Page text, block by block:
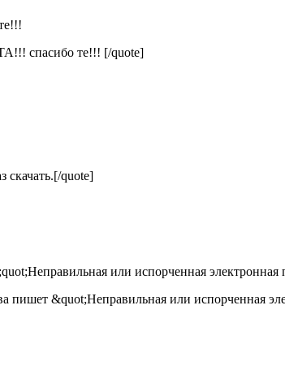
спасибо те!!! [/quote]
скачать.[/quote]
или испорченная
пишет &quot;Неправильная или испорченная